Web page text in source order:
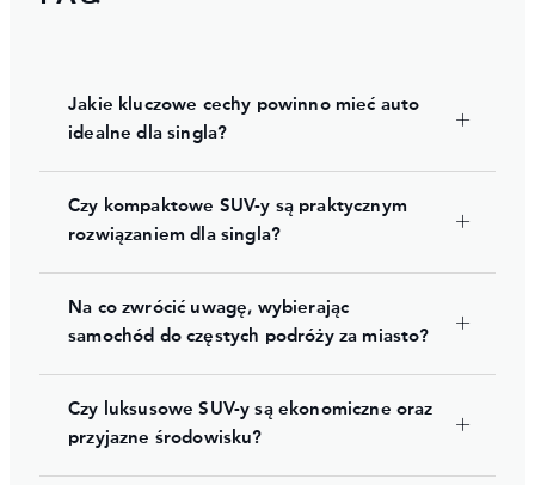
Jakie kluczowe cechy powinno mieć auto
idealne dla singla?
Czy kompaktowe SUV-y są praktycznym
rozwiązaniem dla singla?
Na co zwrócić uwagę, wybierając
samochód do częstych podróży za miasto?
Czy luksusowe SUV-y są ekonomiczne oraz
przyjazne środowisku?